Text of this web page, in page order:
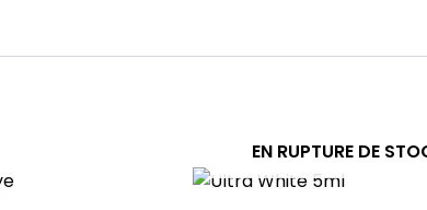
EN RUPTURE DE